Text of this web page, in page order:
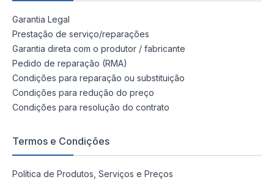
Garantia Legal
Prestação de serviço/reparações
Garantia direta com o produtor / fabricante
Pedido de reparação (RMA)
Condições para reparação ou substituição
Condições para redução do preço
Condições para resolução do contrato
Termos e Condições
Política de Produtos, Serviços e Preços